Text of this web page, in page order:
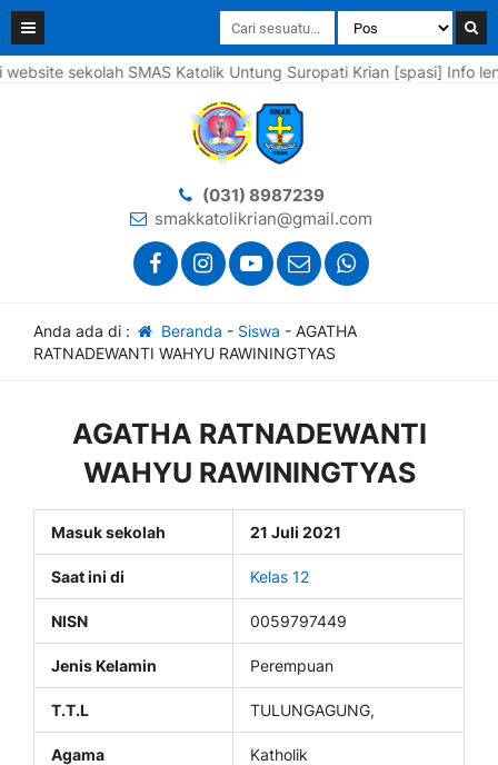
sekolah SMAS Katolik Untung Suropati Krian [spasi] Info
(031) 8987239
smakkatolikrian@gmail.com
Anda ada di : Beranda - Siswa - AGATHA
RATNADEWANTI WAHYU RAWININGTYAS
AGATHA RATNADEWANTI
WAHYU RAWININGTYAS
Masuk sekolah 21 Juli 2021
Saat ini di Kelas 12
NISN 0059797449
Jenis Kelamin Perempuan
T.T.L TULUNGAGUNG,
Agama Katholik